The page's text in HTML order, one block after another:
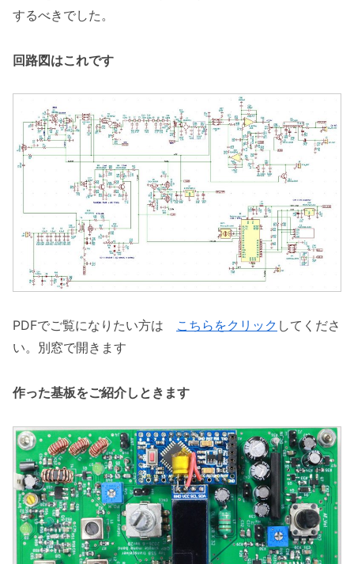
するべきでした。
回路図はこれです
PDFでご覧になりたい方は こちらをクリック してくださ
い。別窓で開きます
作った基板をご紹介しときます